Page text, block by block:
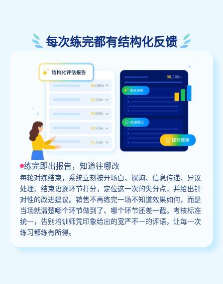
每次练完都有结构化反馈
练完即出报告，知道往哪改
每轮对练结束，系统立刻按开场白、探询、信息传递、异议
处理、结束语逐环节打分，定位这一次的失分点，并给出针
对性的改进建议。销售不再练完一场不知道效果如何，而是
当场就清楚哪个环节做到了、哪个环节还差一截。考核标准
统一，告别培训师凭印象给出的宽严不一的评语，让每一次
练习都练有所得。